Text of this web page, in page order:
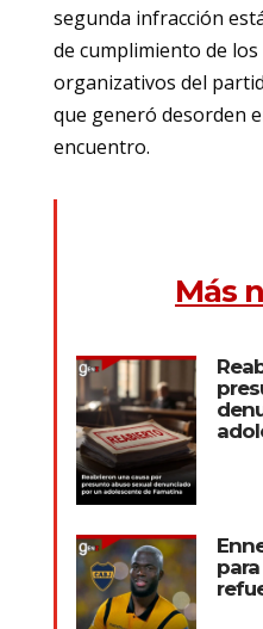
segunda infracción
de cumplimiento de
organizativos del
que generó desorden
encuentro.
Más